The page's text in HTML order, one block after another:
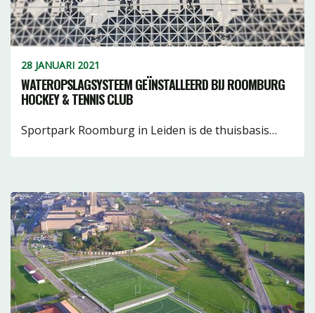
28 JANUARI 2021
WATEROPSLAGSYSTEEM GEÏNSTALLEERD BIJ ROOMBURG
HOCKEY & TENNIS CLUB
Sportpark Roomburg in Leiden is de thuisbasis…